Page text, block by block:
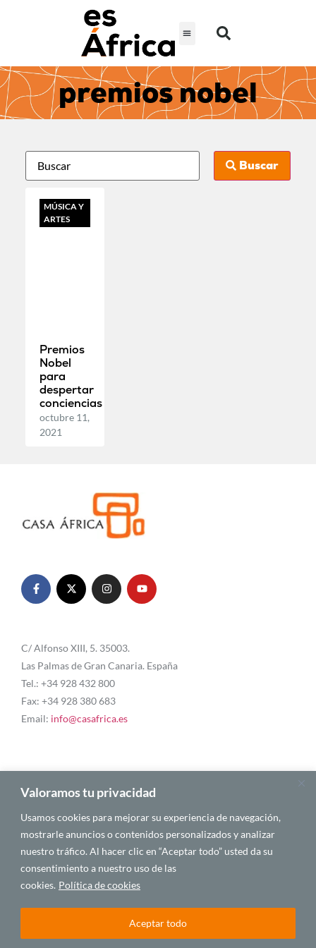
Valoramos tu privacidad
Usamos cookies para mejorar su experiencia de navegación,
mostrarle anuncios o contenidos personalizados y analizar
nuestro tráfico. Al hacer clic en “Aceptar todo” usted da su
consentimiento a nuestro uso de las
cookies. Política de cookies
Aceptar todo
premios nobel
Buscar
MÚSICA Y
ARTES
Premios
Nobel
para
despertar
conciencias
octubre 11,
2021
C/ Alfonso XIII, 5. 35003.
Las Palmas de Gran Canaria. España
Tel.: +34 928 432 800
Fax: +34 928 380 683
Email: info@casafrica.es
Blog
Quiénes somos
Autores
Español